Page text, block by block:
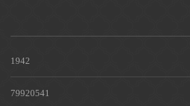
1942
79920541